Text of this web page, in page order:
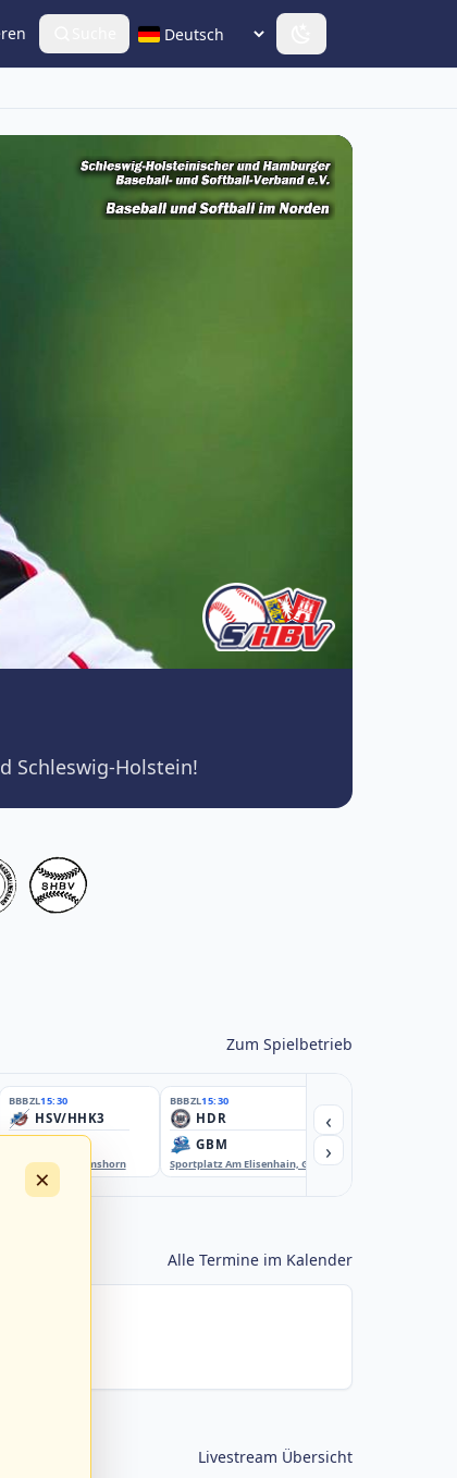
Sprache wählen
Schleswig-Holstein!
Zum Spielbetrieb
BBBZL15:30
HSV/HHK3
EBE-Ballpark, Elmshorn
BBBZL15:30
HDR
GBM
Sportplatz Am Elisenhain, Greifswald-Eldena
Förde Ballpark (Kilia-
‹
›
Alle Termine im Kalender
Livestream Übersicht
×